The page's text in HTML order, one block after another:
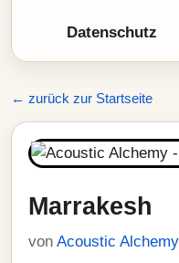
Datenschutz
← zurück zur Startseite
Marrakesh
von Acoustic Alchemy